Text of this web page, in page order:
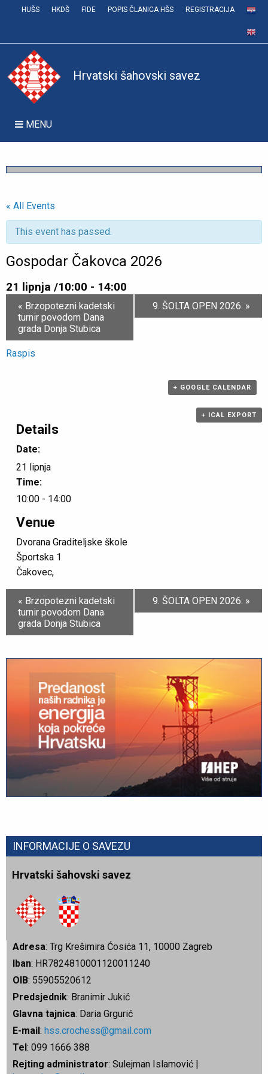
HUŠS HKDŠ FIDE POPIS ČLANICA HŠS REGISTRACIJA
Hrvatski šahovski savez
MENU
« All Events
This event has passed.
Gospodar Čakovca 2026
21 lipnja /10:00 - 14:00
Event
Navigation
« Brzopotezni kadetski
turnir povodom Dana
grada Donja Stubica
9. ŠOLTA OPEN 2026. »
Raspis
+ GOOGLE CALENDAR
+ ICAL EXPORT
Details
Date:
21 lipnja
Time:
10:00 - 14:00
Venue
Dvorana Graditeljske škole
Športska 1
Čakovec,
Event
Navigation
« Brzopotezni kadetski
turnir povodom Dana
grada Donja Stubica
9. ŠOLTA OPEN 2026. »
INFORMACIJE O SAVEZU
Hrvatski šahovski savez
Adresa: Trg Krešimira Ćosića 11, 10000 Zagreb
Iban: HR7824810001120011240
OIB: 55905520612
Predsjednik: Branimir Jukić
Glavna tajnica: Daria Grgurić
E-mail: hss.crochess@gmail.com
Tel: 099 1666 388
Rejting administrator: Sulejman Islamović |